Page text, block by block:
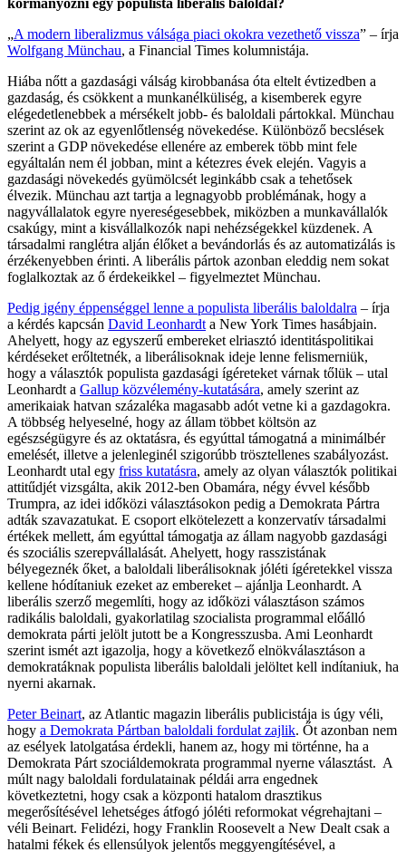
kormányozni egy populista liberális baloldal?
„A modern liberalizmus válsága piaci okokra vezethető vissza” – írja
Wolfgang Münchau, a Financial Times kolumnistája.
Hiába nőtt a gazdasági válság kirobbanása óta eltelt évtizedben a
gazdaság, és csökkent a munkanélküliség, a kisemberek egyre
elégedetlenebbek a mérsékelt jobb- és baloldali pártokkal. Münchau
szerint az ok az egyenlőtlenség növekedése. Különböző becslések
szerint a GDP növekedése ellenére az emberek több mint fele
egyáltalán nem él jobban, mint a kétezres évek elején. Vagyis a
gazdasági növekedés gyümölcsét leginkább csak a tehetősek
élvezik. Münchau azt tartja a legnagyobb problémának, hogy a
nagyvállalatok egyre nyereségesebbek, miközben a munkavállalók
csakúgy, mint a kisvállalkozók napi nehézségekkel küzdenek. A
társadalmi ranglétra alján élőket a bevándorlás és az automatizálás is
érzékenyebben érinti. A liberális pártok azonban eleddig nem sokat
foglalkoztak az ő érdekeikkel – figyelmeztet Münchau.
Pedig igény éppenséggel lenne a populista liberális baloldalra – írja
a kérdés kapcsán David Leonhardt a New York Times hasábjain.
Ahelyett, hogy az egyszerű embereket elriasztó identitáspolitikai
kérdéseket erőltetnék, a liberálisoknak ideje lenne felismerniük,
hogy a választók populista gazdasági ígéreteket várnak tőlük – utal
Leonhardt a Gallup közvélemény-kutatására, amely szerint az
amerikaiak hatvan százaléka magasabb adót vetne ki a gazdagokra.
A többség helyeselné, hogy az állam többet költsön az
egészségügyre és az oktatásra, és egyúttal támogatná a minimálbér
emelését, illetve a jelenleginél szigorúbb trösztellenes szabályozást.
Leonhardt utal egy friss kutatásra, amely az olyan választók politikai
attitűdjét vizsgálta, akik 2012-ben Obamára, négy évvel később
Trumpra, az idei időközi választásokon pedig a Demokrata Pártra
adták szavazatukat. E csoport elkötelezett a konzervatív társadalmi
értékek mellett, ám egyúttal támogatja az állam nagyobb gazdasági
és szociális szerepvállalását. Ahelyett, hogy rasszistának
bélyegeznék őket, a baloldali liberálisoknak jóléti ígéretekkel vissza
kellene hódítaniuk ezeket az embereket – ajánlja Leonhardt. A
liberális szerző megemlíti, hogy az időközi választáson számos
radikális baloldali, gyakorlatilag szocialista programmal előálló
demokrata párti jelölt jutott be a Kongresszusba. Ami Leonhardt
szerint ismét azt igazolja, hogy a következő elnökválasztáson a
demokratáknak populista liberális baloldali jelöltet kell indítaniuk, ha
nyerni akarnak.
Peter Beinart, az Atlantic magazin liberális publicistája is úgy véli,
hogy a Demokrata Pártban baloldali fordulat zajlik. Őt azonban nem
az esélyek latolgatása érdekli, hanem az, hogy mi történne, ha a
Demokrata Párt szociáldemokrata programmal nyerne választást. A
múlt nagy baloldali fordulatainak példái arra engednek
következtetni, hogy csak a központi hatalom drasztikus
megerősítésével lehetséges átfogó jóléti reformokat végrehajtani –
véli Beinart. Felidézi, hogy Franklin Roosevelt a New Dealt csak a
hatalmi fékek és ellensúlyok jelentős meggyengítésével, a